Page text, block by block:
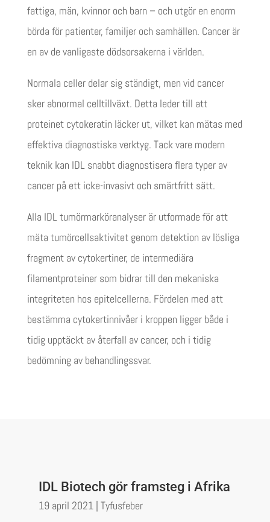
fattiga, män, kvinnor och barn – och utgör en enorm
börda för patienter, familjer och samhällen. Cancer är
en av de vanligaste dödsorsakerna i världen.
Normala celler delar sig ständigt, men vid cancer
sker abnormal celltillväxt. Detta leder till att
proteinet cytokeratin läcker ut, vilket kan mätas med
effektiva diagnostiska verktyg. Tack vare modern
teknik kan IDL snabbt diagnostisera flera typer av
cancer på ett icke-invasivt och smärtfritt sätt.
Alla IDL tumörmarköranalyser är utformade för att
mäta tumörcellsaktivitet genom detektion av lösliga
fragment av cytokertiner, de intermediära
filamentproteiner som bidrar till den mekaniska
integriteten hos epitelcellerna. Fördelen med att
bestämma cytokertinnivåer i kroppen ligger både i
tidig upptäckt av återfall av cancer, och i tidig
bedömning av behandlingssvar.
IDL Biotech gör framsteg i Afrika
19 april 2021| Tyfusfeber